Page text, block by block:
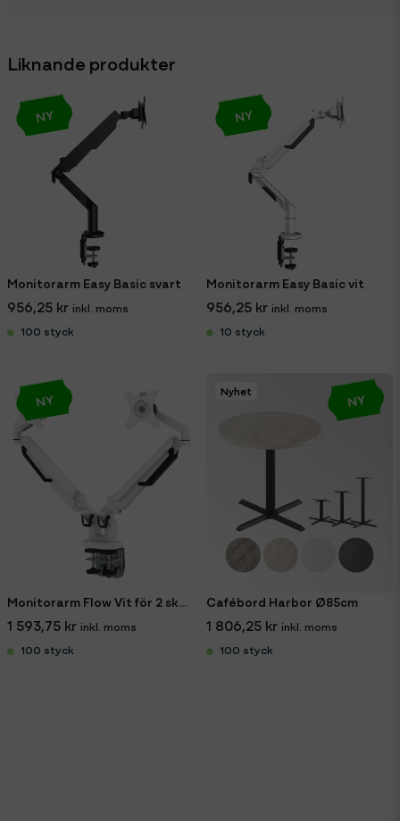
Liknande produkter
Monitorarm Easy Basic svart
956,25 kr
100 styck
NY
Monitorarm Easy Basic vit
956,25 kr
10 styck
NY
Monitorarm Flow Vit för 2 skärmar
1 593,75 kr
100 styck
NY
Cafébord Harbor Ø85cm
1 806,25 kr
100 styck
Nyhet NY